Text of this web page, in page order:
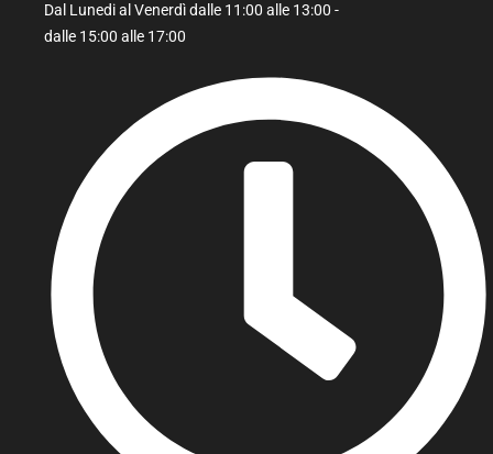
Dal Lunedi al Venerdì dalle 11:00 alle 13:00 -
dalle 15:00 alle 17:00